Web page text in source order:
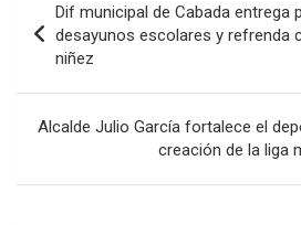
de
entradas
Dif municipal de Cabada entrega
desayunos escolares y refrenda
niñez
Alcalde Julio García fortalece el
creación de la liga